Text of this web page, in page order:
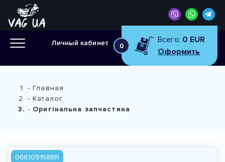
Личный кабинет 0
Всего: 0 EUR
Оформить
Главная
Каталог
Оригінальна запчастина
06K109158BR